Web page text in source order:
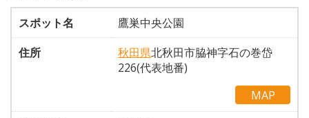
スポット名
鷹巣中央公園
住所
秋田県北秋田市脇神字石の巻岱
226(代表地番)
MAP